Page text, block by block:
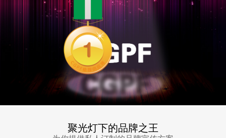
聚光灯下的品牌之王